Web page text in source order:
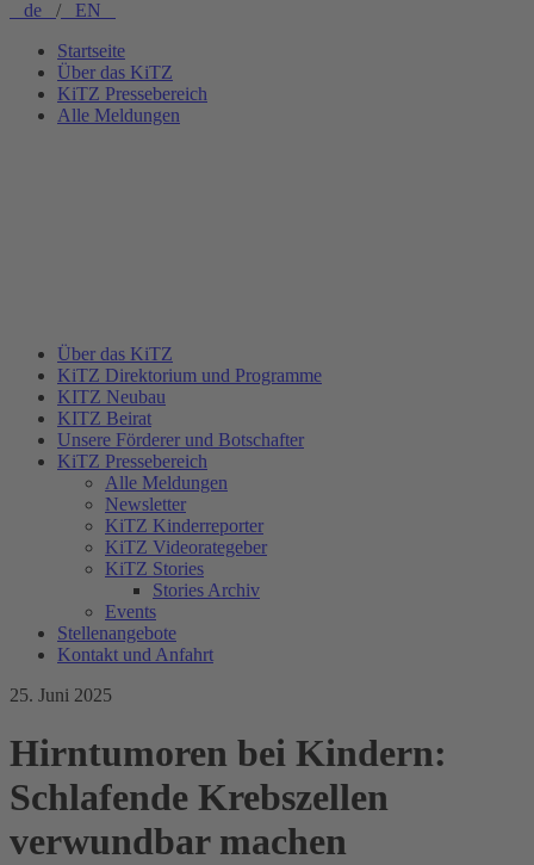
de / EN
Startseite
Über das KiTZ
KiTZ Pressebereich
Alle Meldungen
Über das KiTZ
KiTZ Direktorium und Programme
KITZ Neubau
KITZ Beirat
Unsere Förderer und Botschafter
KiTZ Pressebereich
Alle Meldungen
Newsletter
KiTZ Kinderreporter
KiTZ Videorategeber
KiTZ Stories
Stories Archiv
Events
Stellenangebote
Kontakt und Anfahrt
25. Juni 2025
Hirntumoren bei Kindern:
Schlafende Krebszellen
verwundbar machen